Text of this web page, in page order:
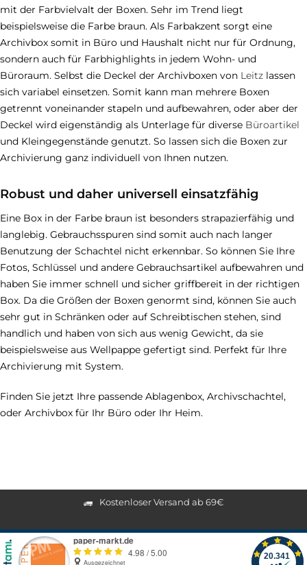
mit der Farbvielvalt der Boxen. Sehr im Trend liegt
beispielsweise die Farbe braun. Als Farbakzent sorgt eine
Archivbox somit in Büro und Haushalt nicht nur für Ordnung,
sondern auch für Farbhighlights in jedem Wohn- und
Büroraum. Selbst die Deckel der Archivboxen von Leitz lassen
sich variabel einsetzen. Somit kann man mehrere Boxen
getrennt voneinander stapeln und aufbewahren, oder aber der
Deckel wird eigenständig als Unterlage für diverse Büroartikel
und Kleingegenstände genutzt. So lassen sich die Boxen zur
Archivierung ganz individuell von Ihnen nutzen.
Robust und daher universell einsatzfähig
Eine Box in der Farbe braun ist besonders strapazierfähig und
langlebig. Gebrauchsspuren sind somit auch nach langer
Benutzung der Schachtel nicht erkennbar. So können Sie Ihre
Fotos, Schlüssel und andere Gebrauchsartikel aufbewahren und
haben Sie immer schnell und sicher griffbereit in der richtigen
Box. Da die Größen der Boxen genormt sind, können Sie auch
sehr gut in Schränken oder auf Schreibtischen stehen, sind
handlich und haben von sich aus wenig Gewicht, da sie
beispielsweise aus Wellpappe gefertigt sind. Perfekt für Ihre
Archivierung mit System.
Finden Sie jetzt Ihre passende Ablagenbox, Archivschachtel,
oder Archivbox für Ihr Büro oder Ihr Heim.
Kostenloser Versand ab 69€